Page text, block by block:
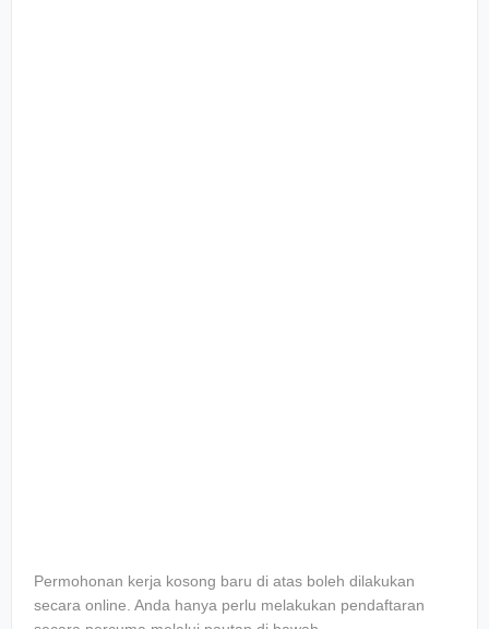
Permohonan kerja kosong baru di atas boleh dilakukan
secara online. Anda hanya perlu melakukan pendaftaran